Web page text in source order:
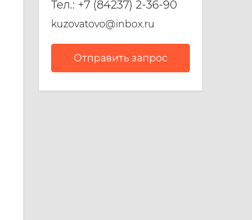
Тел.: +7 (84237) 2-36-90
kuzovatovo@inbox.ru
Отправить запрос